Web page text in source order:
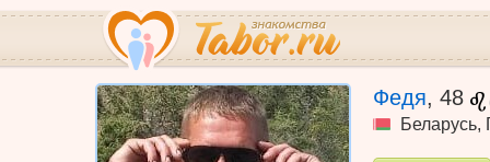
Федя, 48
Беларусь,